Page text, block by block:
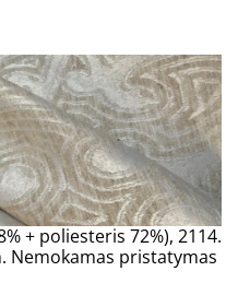
+ poliesteris 72%), 2114.
Nemokamas pristatymas